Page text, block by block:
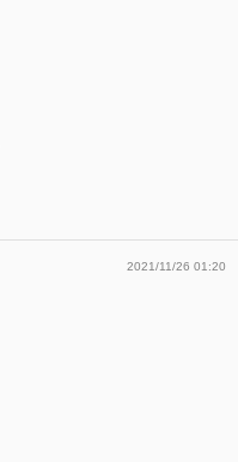
2021/11/26 01:20